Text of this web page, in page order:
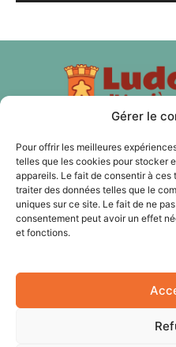
Gérer le
Pour offrir les meilleures
telles que les cookies pour stocker
appareils. Le fait de consentir à
traiter des données telles que le
uniques sur ce site. Le fait de ne
consentement peut avoir un effet
et fonctions.
À
Les Ludophiles d'Asnières
de jeux de plateau, de jeux
jeux de cartes à Asnières